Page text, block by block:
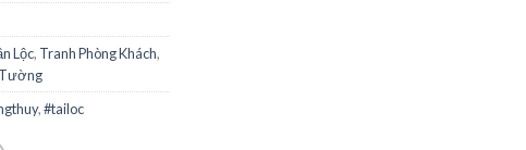
Lộc, Tranh Phòng Khách,
,#tailoc